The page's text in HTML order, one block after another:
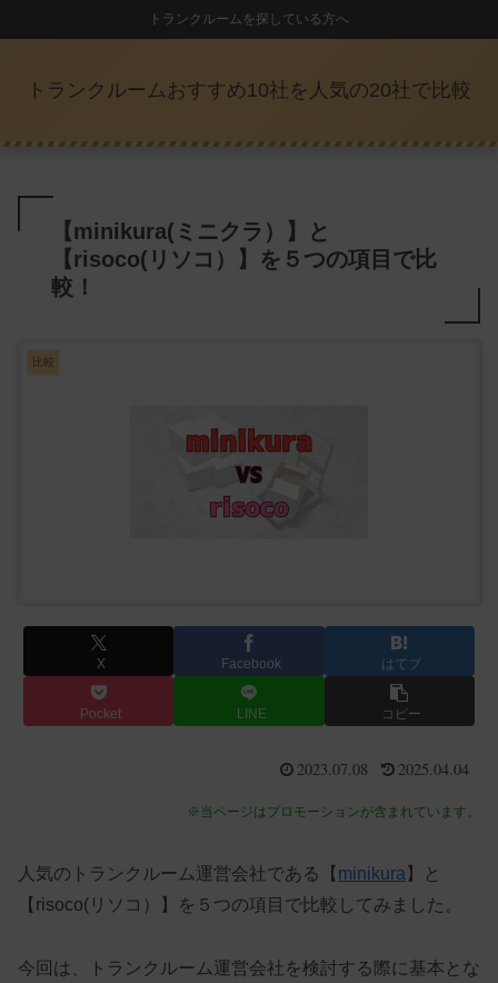
トランクルームを探している方へ
トランクルームおすすめ10社を人気の20社で比較
【minikura(ミニクラ）】と
【risoco(リソコ）】を５つの項目で比
較！
比較
X Facebook はてブ
Pocket LINE コピー
2023.07.08 2025.04.04
※当ページはプロモーションが含まれています。
人気のトランクルーム運営会社である【 minikura 】と
【risoco(リソコ）】を５つの項目で比較してみました。
今回は、トランクルーム運営会社を検討する際に基本とな